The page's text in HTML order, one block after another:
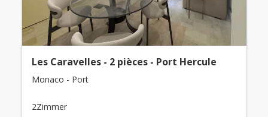
Les Caravelles - 2 pièces - Port Hercule
Monaco - Port
2Zimmer